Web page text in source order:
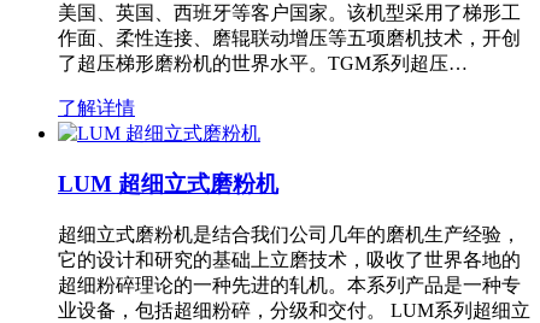
美国、英国、西班牙等客户国家。该机型采用了梯形工
作面、柔性连接、磨辊联动增压等五项磨机技术，开创
了超压梯形磨粉机的世界水平。TGM系列超压…
了解详情
LUM 超细立式磨粉机
超细立式磨粉机是结合我们公司几年的磨机生产经验，
它的设计和研究的基础上立磨技术，吸收了世界各地的
超细粉碎理论的一种先进的轧机。本系列产品是一种专
业设备，包括超细粉碎，分级和交付。 LUM系列超细立